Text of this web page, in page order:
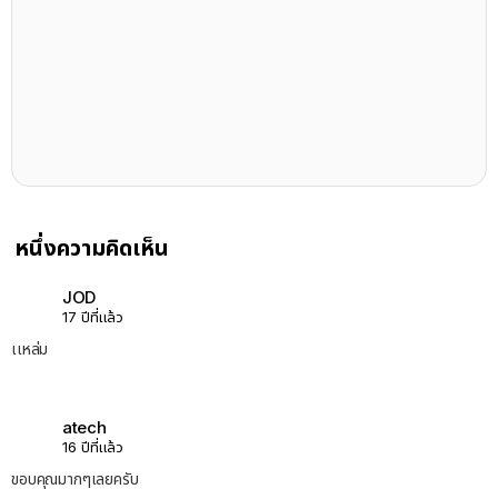
หนึ่งความคิดเห็น
JOD
17 ปีที่แล้ว
เเหล่ม
atech
16 ปีที่แล้ว
ขอบคุณมากๆเลยครับ